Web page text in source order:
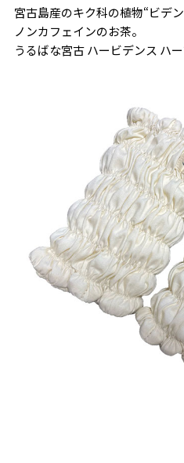
宮古島産のキク科の植物“ビデ
ノンカフェインのお茶。
うるばな宮古 ハービデンス ハ